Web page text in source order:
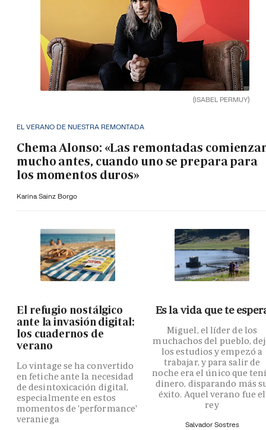
(ISABEL PERMUY)
EL VERANO DE NUESTRA REMONTADA
Chema Alonso: «Las remontadas
mucho antes, cuando uno se prepara para
los momentos duros»
Karina Sainz Borgo
El refugio nostálgico
ante la invasión digital:
los cuadernos de
verano
Lo vintage se ha convertido
en fetiche ante la necesidad
de desintoxicación digital,
especialmente en estos
momentos de 'performance'
veraniega
Es la vida que te
Miguel, el líder de los
muchachos del pueblo,
los estudios y empezó a
trabajar, y para salir de
noche era el único que
dinero, disparando más
éxito. Aquel verano fue el
rey
Salvador Sostres